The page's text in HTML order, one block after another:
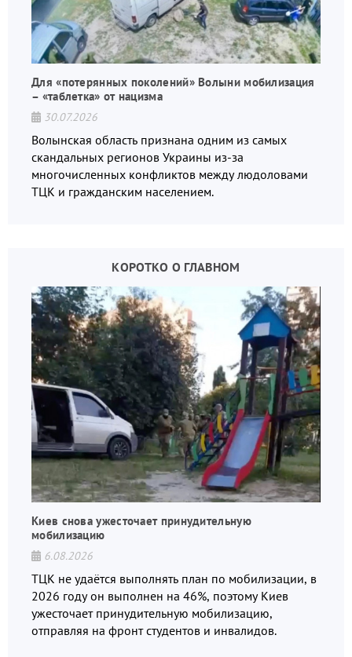
Для «потерянных поколений» Волыни мобилизация
– «таблетка» от нацизма
30.07.2026
Волынская область признана одним из самых
скандальных регионов Украины из-за
многочисленных конфликтов между людоловами
ТЦК и гражданским населением.
КОРОТКО О ГЛАВНОМ
Киев снова ужесточает принудительную
мобилизацию
6.08.2026
ТЦК не удаётся выполнять план по мобилизации, в
2026 году он выполнен на 46%, поэтому Киев
ужесточает принудительную мобилизацию,
отправляя на фронт студентов и инвалидов.